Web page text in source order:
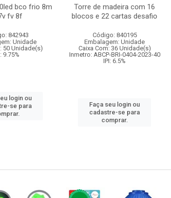
bco frio 8m
fv 8f
842943
Unidade
50 Unidade(s)
9.75%
login ou
se para
Torre de madeira com 16
blocos e 22 cartas desafio
Código: 840195
Embalagem: Unidade
Caixa Com: 36 Unidade(s)
Inmetro: ABCP-BRI-0404-2023-40
IPI: 6.5%
Faça seu login ou
cadastre-se para
comprar.